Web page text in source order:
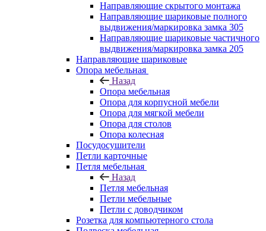
Направляющие скрытого монтажа
Направляющие шариковые полного
выдвижения/маркировка замка 305
Направляющие шариковые частичного
выдвижения/маркировка замка 205
Направляющие шариковые
Опора мебельная
Назад
Опора мебельная
Опора для корпусной мебели
Опора для мягкой мебели
Опора для столов
Опора колесная
Посудосушители
Петли карточные
Петля мебельная
Назад
Петля мебельная
Петли мебельные
Петли с доводчиком
Розетка для компьютерного стола